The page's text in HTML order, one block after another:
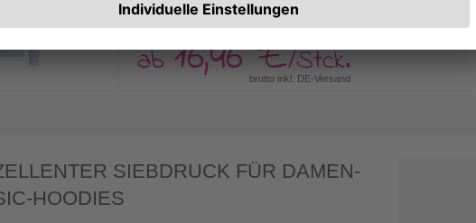
Farbigkeit: 4/4-farbig (4 Sonderfarben)
ab16,46 €/Stck.
brutto inkl. DE-Versand
SIEBDRUCK FÜR DAMEN-
HOODIES